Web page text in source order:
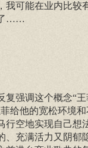
我可能在业内比较
了……
复强调这个概念“王
给他的宽松环境
行空地实现自己想
、充满活力又阴郁